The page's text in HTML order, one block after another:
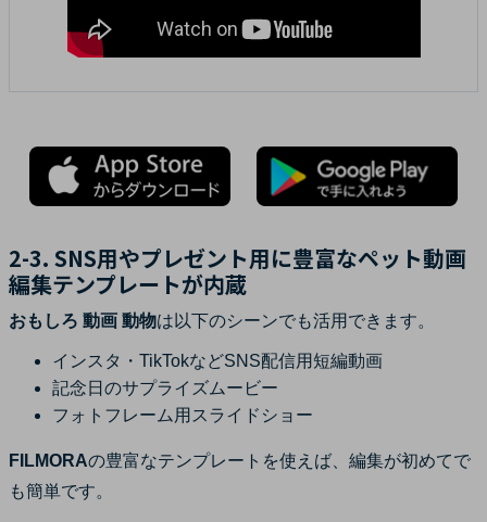
2-3. SNS用やプレゼント用に豊富なペット動画
編集テンプレートが内蔵
おもしろ 動画 動物は以下のシーンでも活用できます。
インスタ・TikTokなどSNS配信用短編動画
記念日のサプライズムービー
フォトフレーム用スライドショー
FILMORAの豊富なテンプレートを使えば、編集が初めてで
も簡単です。